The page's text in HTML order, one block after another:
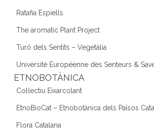
Ratafia Espiells
The aromatic Plant Project
Turó dels Sentits – Vegetàlia
Université Européenne des Senteurs &
ETNOBOTÀNICA
Col·lectiu Eixarcolant
EtnoBioCat – Etnobotànica dels Països
Flora Catalana